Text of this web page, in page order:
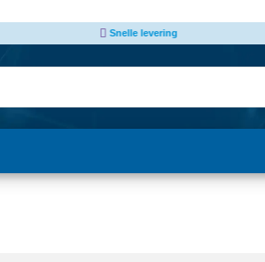
Afhalen van producten mogelijk